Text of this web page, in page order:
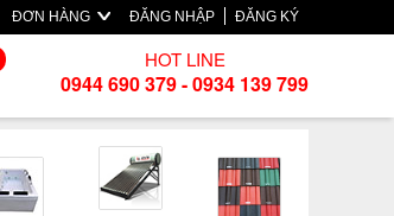
ĐƠN HÀNG ĐĂNG NHẬP ĐĂNG KÝ
HOT LINE
0944 690 379 - 0934 139 799